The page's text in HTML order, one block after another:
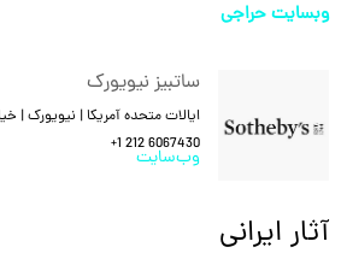
وبسایت حراجی
ساتبیز نیویورک
ایالات متحده آمریکا | نیویورک |
+1 212 6067430
وب‌سایت
آثار ایرانی